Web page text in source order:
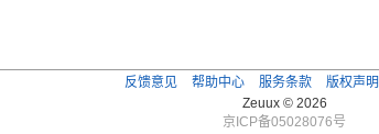
反馈意见 帮助中心 服务条款 版权声明
Zeuux © 2026
京ICP备05028076号